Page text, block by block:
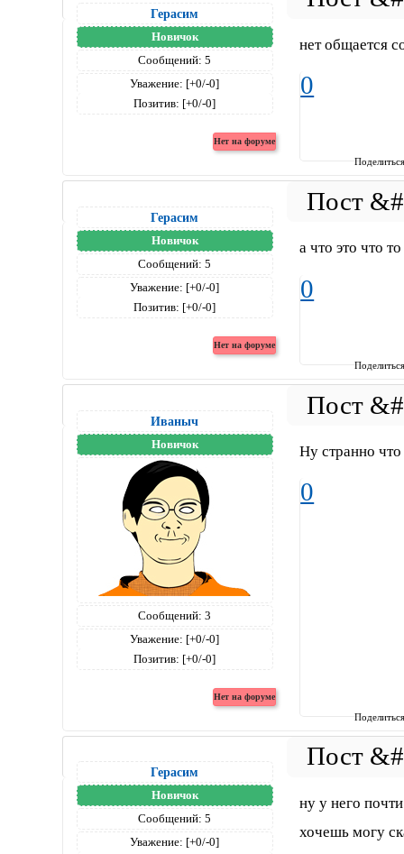
Герасим
Новичок
Сообщений: 5
Уважение: [+0/-0]
Позитив: [+0/-0]
нет общается
0
Герасим
Новичок
Сообщений: 5
Уважение: [+0/-0]
Позитив: [+0/-0]
а что это что
0
Иваныч
Новичок
Сообщений: 3
Уважение: [+0/-0]
Позитив: [+0/-0]
Ну странно
0
Герасим
Новичок
Сообщений: 5
Уважение: [+0/-0]
ну у него
хочешь могу